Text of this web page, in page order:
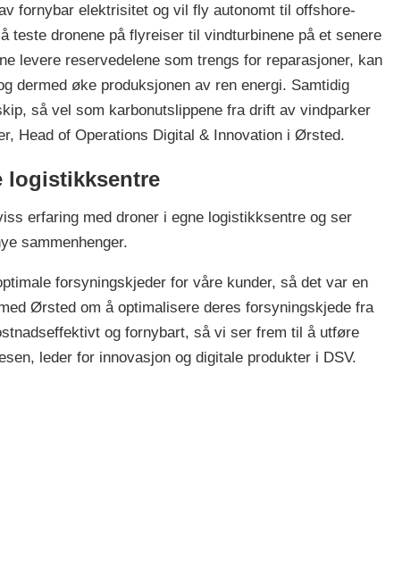
fornybar elektrisitet og vil fly autonomt til offshore-
teste dronene på flyreiser til vindturbinene på et senere
levere reservedelene som trengs for reparasjoner, kan
dermed øke produksjonen av ren energi. Samtidig
så vel som karbonutslippene fra drift av vindparker
Head of Operations Digital & Innovation i Ørsted.
logistikksentre
erfaring med droner i egne logistikksentre og ser
sammenhenger.
forsyningskjeder for våre kunder, så det var en
Ørsted om å optimalisere deres forsyningskjede fra
og fornybart, så vi ser frem til å utføre
leder for innovasjon og digitale produkter i DSV.